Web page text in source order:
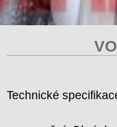
Technické